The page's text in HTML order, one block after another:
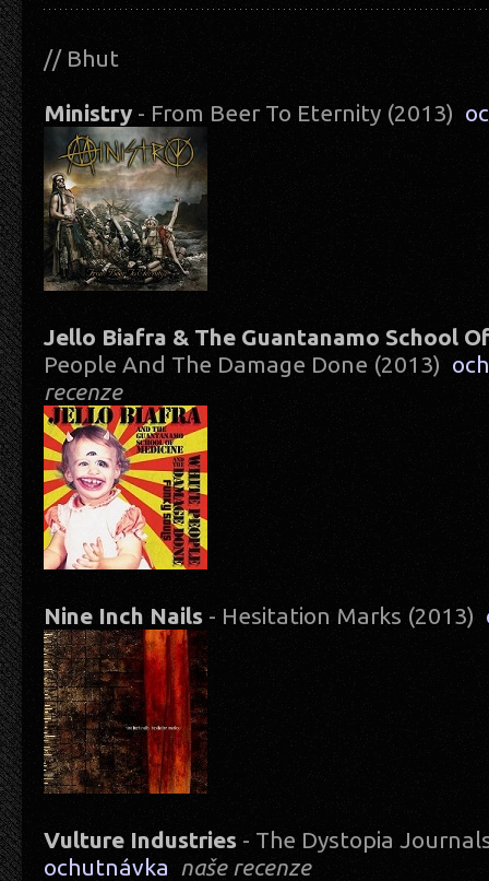
// Bhut
Ministry - From Beer To Eternity (2013)
Jello Biafra & The Guantanamo School
People And The Damage Done (2013)
recenze
Nine Inch Nails - Hesitation Marks (2013)
Vulture Industries - The Dystopia
ochutnávka naše recenze